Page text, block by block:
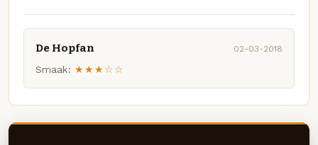
De Hopfan 02-03-2018
Smaak: ★★★☆☆